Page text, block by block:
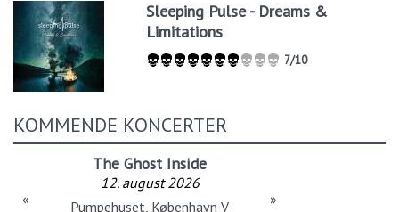
Sleeping Pulse - Dreams &
Limitations
7/10
KOMMENDE KONCERTER
The Ghost Inside
12. august 2026
Pumpehuset, København V
« »